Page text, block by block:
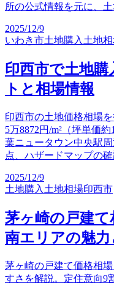
所の公式情報を元に、
2025/12/9
いわき市土地購入 土地
印西市で土地
トと相場情報
印西市の土地価格相場
5万8872円/m²（坪単価
葉ニュータウン中央駅
点、ハザードマップの
2025/12/9
土地購入 土地相場印西市
茅ヶ崎の戸建
南エリアの魅
茅ヶ崎の戸建て価格相
すさを解説。定住意向9